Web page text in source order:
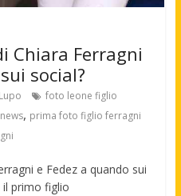
Chiara Ferragni
social?
foto leone figlio
news, prima foto figlio ferragni
e Fedez a quando sui
il primo figlio